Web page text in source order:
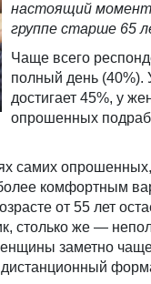
настоящий момент
группе старше 65
Чаще всего
полный день (40%).
достигает 45%, у
опрошенных
самих
комфортным
от 55 лет
столько же —
заметно